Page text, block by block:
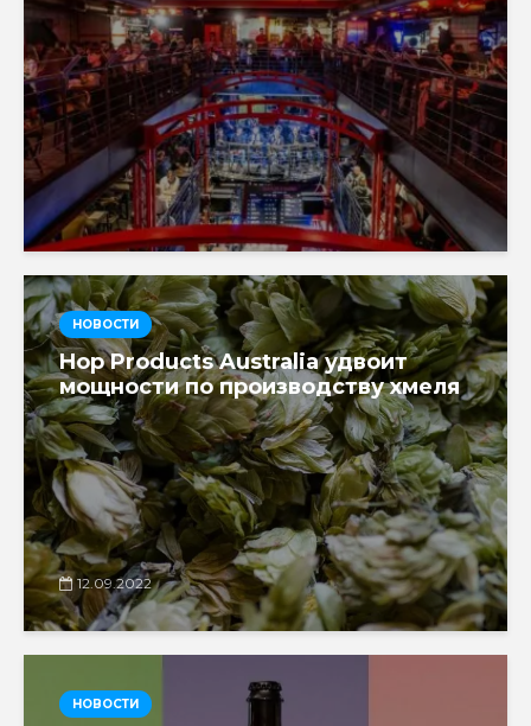
НОВОСТИ
Hop Products Australia удвоит
мощности по производству хмеля
12.09.2022
НОВОСТИ